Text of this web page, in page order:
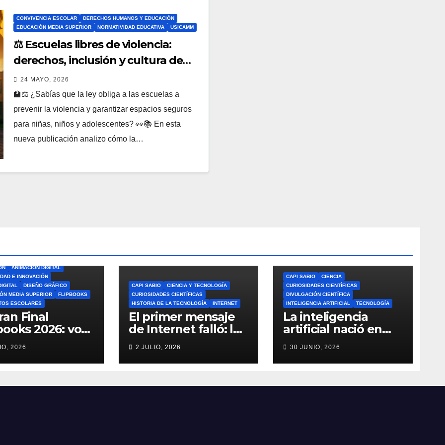
CONVIVENCIA ESCOLAR
DERECHOS HUMANOS Y EDUCACIÓN
EDUCACIÓN MEDIA SUPERIOR
NORMATIVIDAD EDUCATIVA USICAMM
⚖️ Escuelas libres de violencia:
derechos, inclusión y cultura de
paz en la educación mexicana 📘🏫
🇲🇽
24 MAYO, 2026
🏫⚖️ ¿Sabías que la ley obliga a las escuelas a
prevenir la violencia y garantizar espacios seguros
para niñas, niños y adolescentes? 👀📚 En esta
nueva publicación analizo cómo la…
ANIMACIÓN DIGITAL
E INNOVACIÓN
DISEÑO GRÁFICO
MEDIA SUPERIOR
FLIPBOOKS
ESCOLARES
Final
2026: vota
Mejor
del Ciclo
🎨
2026
CAPI SABIO
CIENCIA Y TECNOLOGÍA
CURIOSIDADES CIENTÍFICAS
HISTORIA DE LA TECNOLOGÍA
INTERNET
El primer mensaje
de Internet falló: la
increíble historia de
ARPANET que
cambió el mundo
2 JULIO, 2026
CAPI SABIO
CIENCIA
CURIOSIDADES CIENTÍFICAS
DIVULGACIÓN CIENTÍFICA
INTELIGENCIA ARTIFICIAL
TECNOLOGÍA
La inteligencia
artificial nació en
1956: el verdadero
origen de la IA que
cambió el mundo
30 JUNIO, 2026